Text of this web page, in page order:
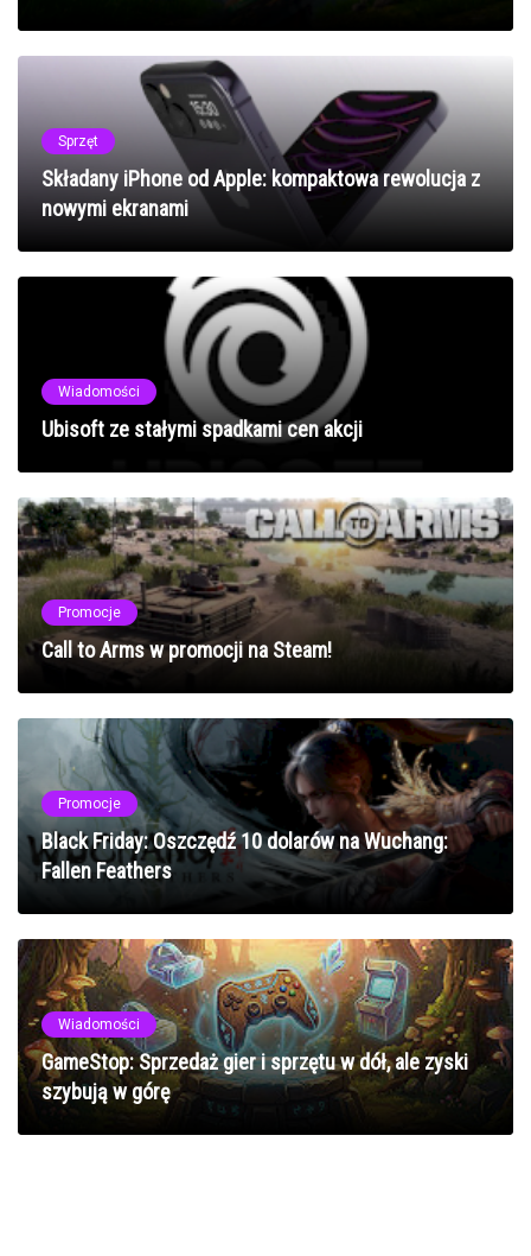
Sprzęt
Składany iPhone od Apple: kompaktowa rewolucja z
nowymi ekranami
Wiadomości
Ubisoft ze stałymi spadkami cen akcji
Promocje
Call to Arms w promocji na Steam!
Promocje
Black Friday: Oszczędź 10 dolarów na Wuchang:
Fallen Feathers
Wiadomości
GameStop: Sprzedaż gier i sprzętu w dół, ale zyski
szybują w górę